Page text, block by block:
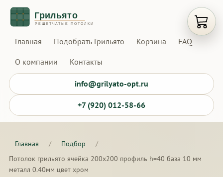
Главная Подобрать Грильято Корзина FAQ
О компании Контакты
info@grilyato-opt.ru
+7 (920) 012-58-66
Главная / Подбор
/
Потолок грильято ячейка 200х200 профиль h=40 база 10 мм
металл 0.40мм цвет хром